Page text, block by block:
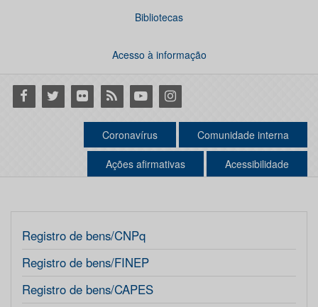
Bibliotecas
Acesso à informação
Facebook
Twitter Flickr RSS YoutubeInstagram
Coronavírus Comunidade interna
Ações afirmativas Acessibilidade
Registro de bens/CNPq
Registro de bens/FINEP
Registro de bens/CAPES